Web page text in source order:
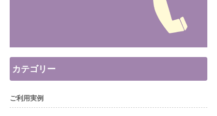
カテゴリー
ご利用実例